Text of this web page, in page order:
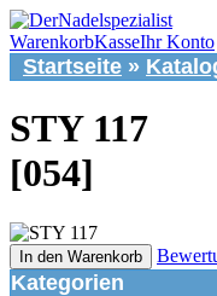
WarenkorbKasseIhr Konto
Startseite »
STY 117
[054]
In den Warenkorb
Kategorien